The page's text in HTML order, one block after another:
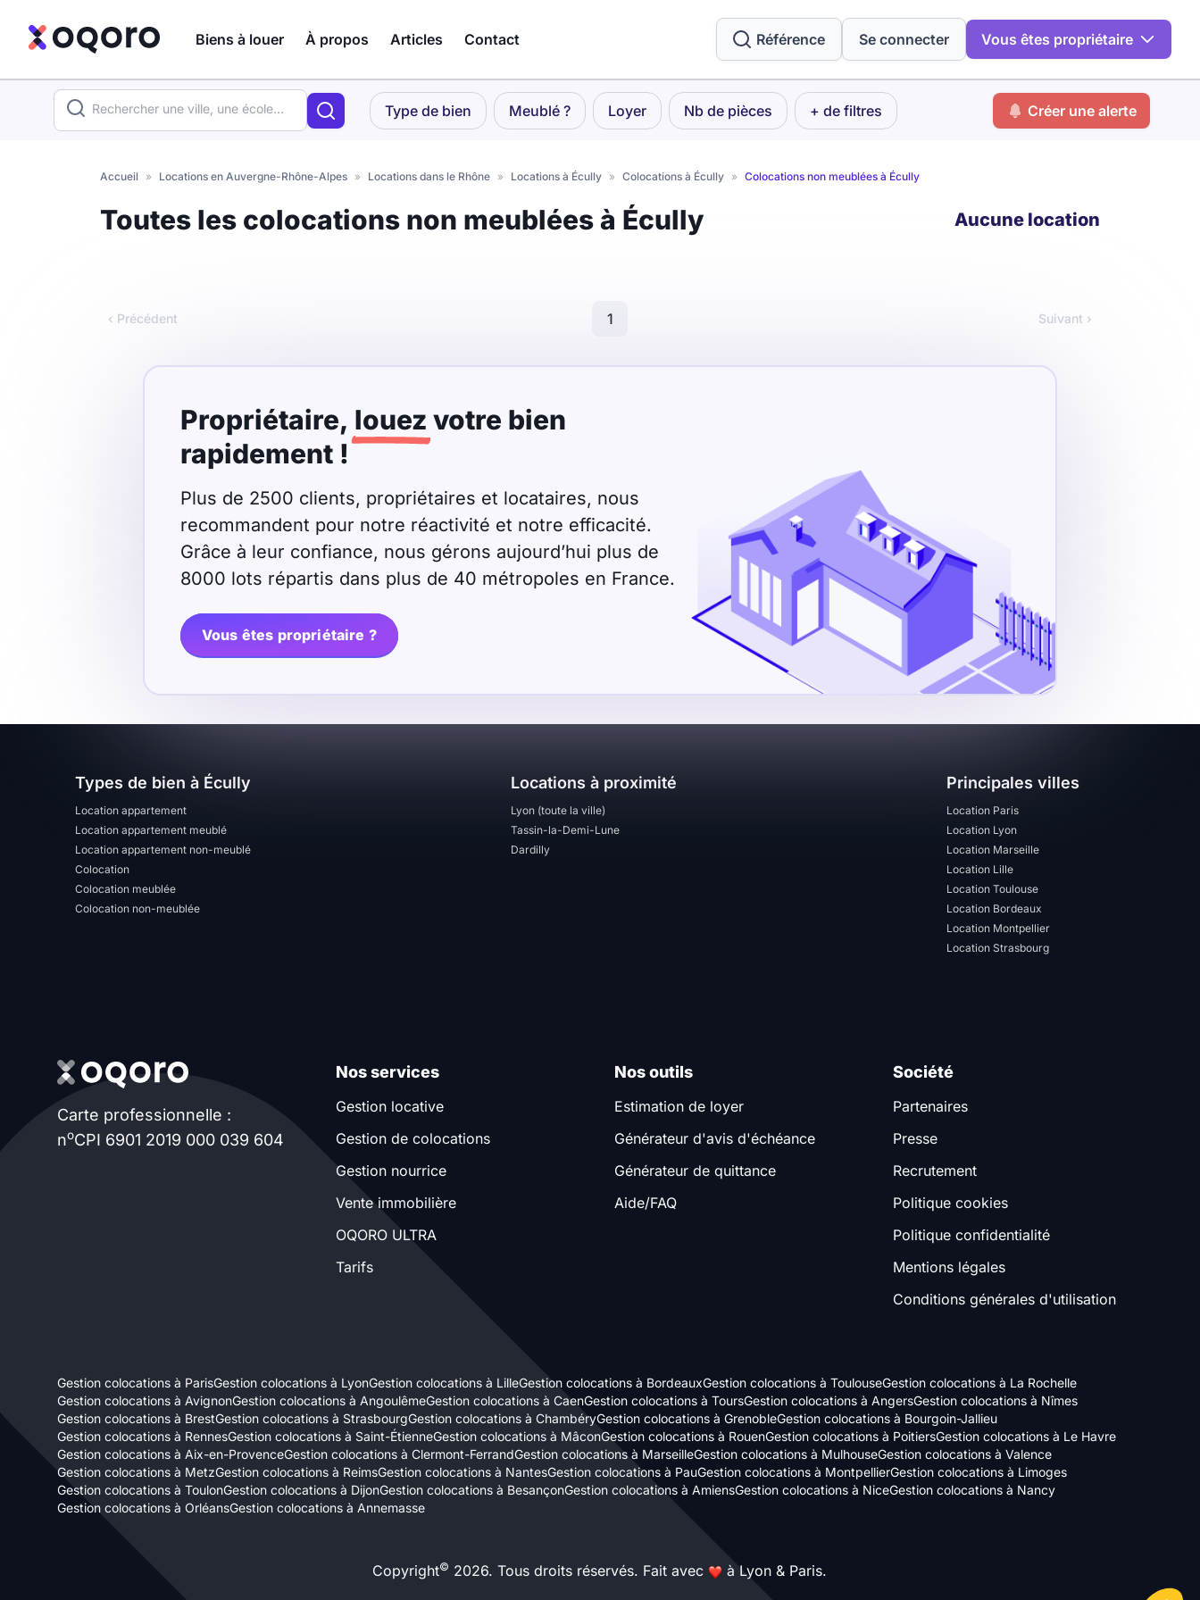
Biens à louer À propos Articles Contact Référence Se connecter Vous êtes propriétaire
Votre
Résidence étudiante
Non meublé
€
T11 T12
T14
Nombre de chambres
disponibles
chambres
disponibles
Local à vélo
Disponible à partir du
recherche
Type de bien Meublé ? Loyer Nb de pièces + de filtres Créer une alerte
Accueil » Locations en Auvergne-Rhône-Alpes » Locations dans le Rhône » Locations à Écully » Colocations à Écully » Colocations non meublées à Écully
Toutes les colocations non meublées à Écully Aucune location
‹ Précédent 1 Suivant ›
Propriétaire, louez votre bien
rapidement !
Plus de 2500 clients, propriétaires et locataires, nous
recommandent pour notre réactivité et notre efficacité.
Grâce à leur confiance, nous gérons aujourd’hui plus de
8000 lots répartis dans plus de 40 métropoles en France.
Vous êtes propriétaire ?
Types de bien à Écully
Location appartement
Location appartement meublé
Location appartement non-meublé
Colocation
Colocation meublée
Colocation non-meublée
Locations à proximité
Lyon (toute la ville)
Tassin-la-Demi-Lune
Dardilly
Principales villes
Location Paris
Location Lyon
Location Marseille
Location Lille
Location Toulouse
Location Bordeaux
Location Montpellier
Location Strasbourg
Carte professionnelle :
noCPI 6901 2019 000 039 604
Nos services
Gestion locative
Gestion de colocations
Gestion nourrice
Vente immobilière
OQORO ULTRA
Tarifs
Nos outils
Estimation de loyer
Générateur d'avis d'échéance
Générateur de quittance
Aide/FAQ
Société
Partenaires
Presse
Recrutement
Politique cookies
Politique confidentialité
Mentions légales
Conditions générales d'utilisation
Gestion colocations à ParisGestion colocations à LyonGestion colocations à LilleGestion colocations à BordeauxGestion colocations à ToulouseGestion colocations à La Rochelle
Gestion colocations à AvignonGestion colocations à AngoulêmeGestion colocations à CaenGestion colocations à ToursGestion colocations à AngersGestion colocations à Nîmes
Gestion colocations à BrestGestion colocations à StrasbourgGestion colocations à ChambéryGestion colocations à GrenobleGestion colocations à Bourgoin-Jallieu
Gestion colocations à RennesGestion colocations à Saint-ÉtienneGestion colocations à MâconGestion colocations à RouenGestion colocations à PoitiersGestion colocations à Le Havre
Gestion colocations à Aix-en-ProvenceGestion colocations à Clermont-FerrandGestion colocations à MarseilleGestion colocations à MulhouseGestion colocations à Valence
Gestion colocations à MetzGestion colocations à ReimsGestion colocations à NantesGestion colocations à PauGestion colocations à MontpellierGestion colocations à Limoges
Gestion colocations à ToulonGestion colocations à DijonGestion colocations à BesançonGestion colocations à AmiensGestion colocations à NiceGestion colocations à Nancy
Gestion colocations à OrléansGestion colocations à Annemasse
Copyright© 2026. Tous droits réservés. Fait avec à Lyon & Paris.Axeptio consent
Plateforme de Gestion du Consentement : Personnalisez vos Options
Notre plateforme vous permet d'adapter et de gérer vos